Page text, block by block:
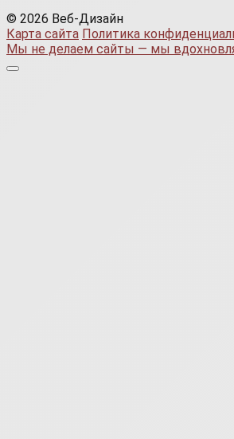
© 2026 Веб-Дизайн
Карта сайта Политика
Мы не делаем сайты — мы